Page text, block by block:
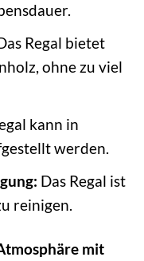
Regal bietet
ohne zu viel
kann in
werden.
Das Regal ist
reinigen.
mit